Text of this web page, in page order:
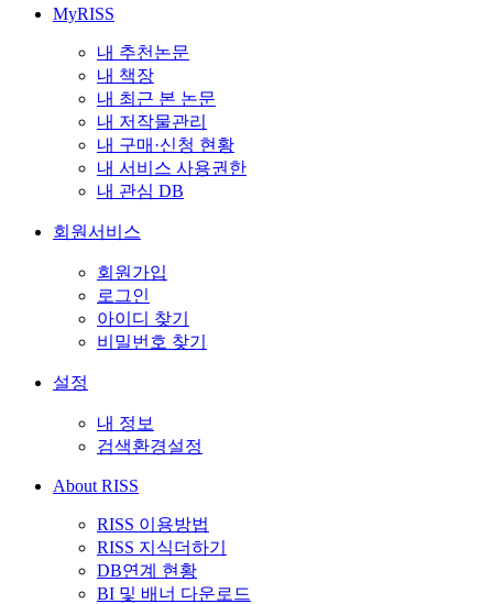
MyRISS
내 추천논문
내 책장
내 최근 본 논문
내 저작물관리
내 구매·신청 현황
내 서비스 사용권한
내 관심 DB
회원서비스
회원가입
로그인
아이디 찾기
비밀번호 찾기
설정
내 정보
검색환경설정
About RISS
RISS 이용방법
RISS 지식더하기
DB연계 현황
BI 및 배너 다운로드